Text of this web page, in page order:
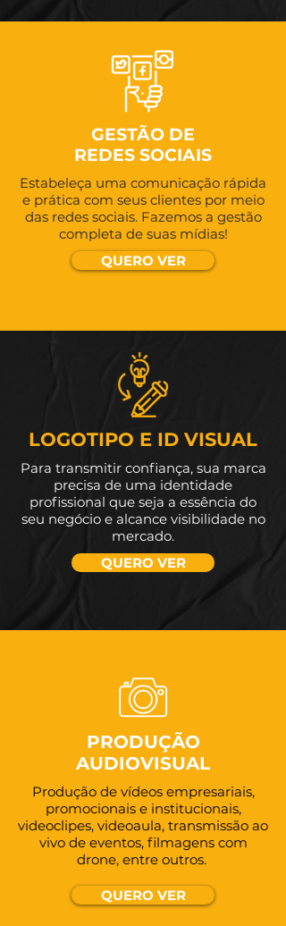
GESTÃO DE
REDES SOCIAIS
Estabeleça uma comunicação rápida
e prática com seus clientes por meio
das redes sociais. Fazemos a gestão
completa de suas mídias!
QUERO VER
LOGOTIPO E ID VISUAL
Para transmitir confiança, sua marca
precisa de uma identidade
profissional que seja a essência do
seu negócio e alcance visibilidade no
mercado.
QUERO VER
PRODUÇÃO
AUDIOVISUAL
Produção de vídeos empresariais,
promocionais e institucionais,
videoclipes, videoaula, transmissão ao
vivo de eventos, filmagens com
drone, entre outros.
QUERO VER